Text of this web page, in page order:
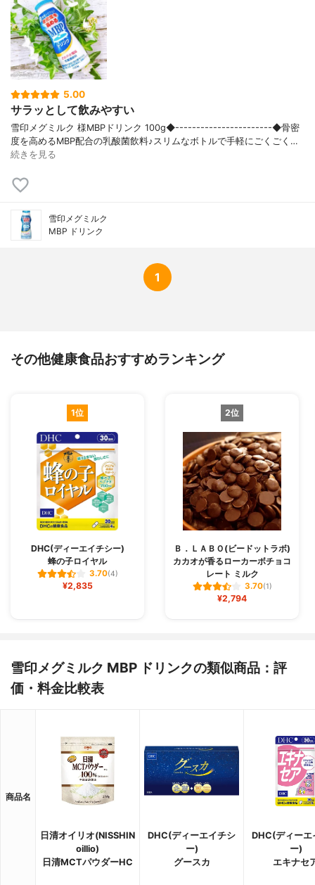
5.00
サラッとして飲みやすい
雪印メグミルク 様MBPドリンク 100g◆-----------------------◆骨密
度を高めるMBP配合の乳酸菌飲料♪スリムなボトルで手軽にごくごく…
続きを見る
雪印メグミルク
MBP ドリンク
1
その他健康食品おすすめランキング
1位
DHC(ディーエイチシー)
蜂の子ロイヤル
3.70(4)
¥2,835
2位
Ｂ．ＬＡＢＯ(ビードットラボ)
カカオが香るローカーボチョコ
レート ミルク
3.70(1)
¥2,794
雪印メグミルク MBP ドリンクの類似商品：評
価・料金比較表
商品名
日清オイリオ(NISSHIN
oillio)
日清MCTパウダーHC
DHC(ディーエイチシ
ー)
グースカ
DHC(ディーエ
ー)
エキナセ